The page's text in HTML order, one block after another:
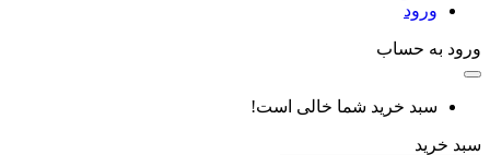
ورود
ورود به حساب
سبد خرید شما خالی است!
سبد خرید